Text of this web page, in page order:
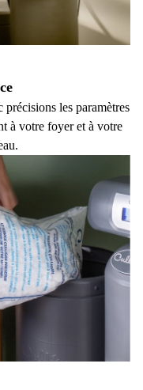
précisions les paramètres
à votre foyer et à votre